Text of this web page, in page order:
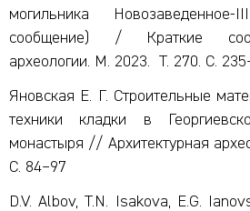
могильника Новозаведенное-
сообщение) / Краткие
археологии. М. 2023. Т. 270. С.
Яновская Е. Г. Строительные
техники кладки в
монастыря // Архитектурная
С. 84–97
D.V. Albov, T.N. Isakova, E.G.